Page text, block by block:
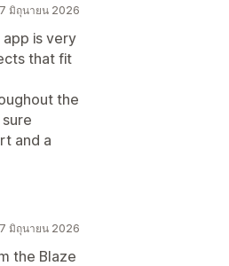
มิถุนายน 2026
is very
that fit
the
and a
มิถุนายน 2026
the Blaze